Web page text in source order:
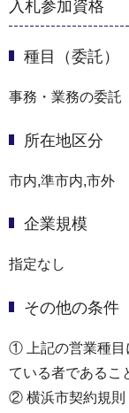
入札参加資格
種目（委託）
事務・業務の委託
所在地区分
市内,準市内,市外
企業規模
指定なし
その他の条件
① 上記の営業種目
ている者であるこ
② 横浜市契約規則